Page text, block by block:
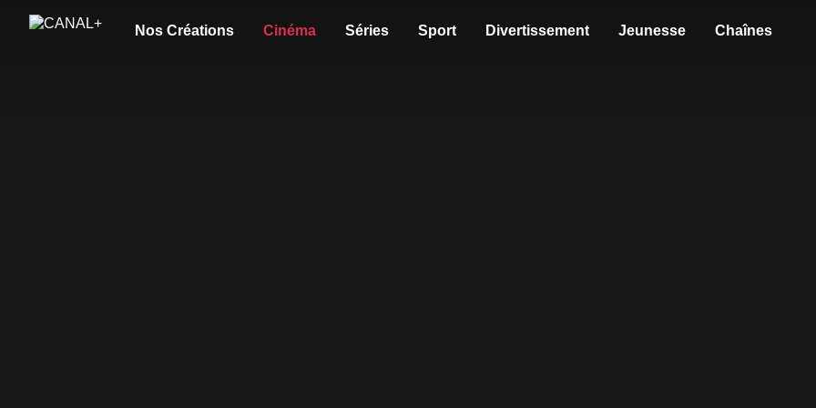
Nos Créations Cinéma Séries Sport Divertissement Jeunesse Chaînes